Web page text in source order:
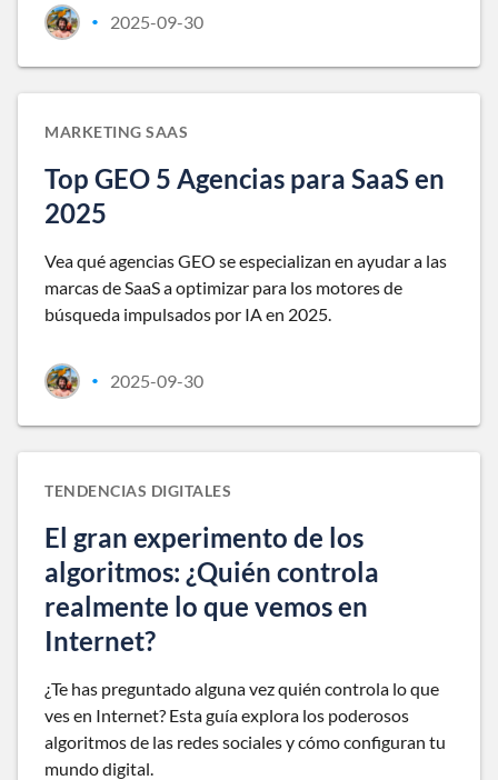
• 2025-09-30
MARKETING SAAS
Top GEO 5 Agencias para SaaS en
2025
Vea qué agencias GEO se especializan en ayudar a las
marcas de SaaS a optimizar para los motores de
búsqueda impulsados por IA en 2025.
• 2025-09-30
TENDENCIAS DIGITALES
El gran experimento de los
algoritmos: ¿Quién controla
realmente lo que vemos en
Internet?
¿Te has preguntado alguna vez quién controla lo que
ves en Internet? Esta guía explora los poderosos
algoritmos de las redes sociales y cómo configuran tu
mundo digital.